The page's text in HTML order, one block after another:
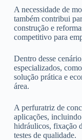
A necessidade de
também contribui
construção e
competitivo para
Dentro desse
especializados,
solução prática e
área.
A perfuratriz de
aplicações,
hidráulicos, fixação
testes de qualidade.